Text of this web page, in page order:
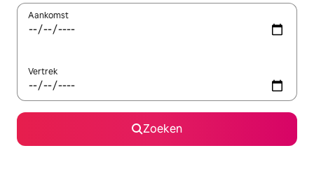
Aankomst
Vertrek
Zoeken